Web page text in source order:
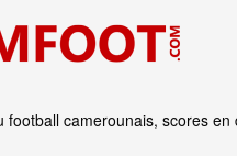
football camerounais, scores en